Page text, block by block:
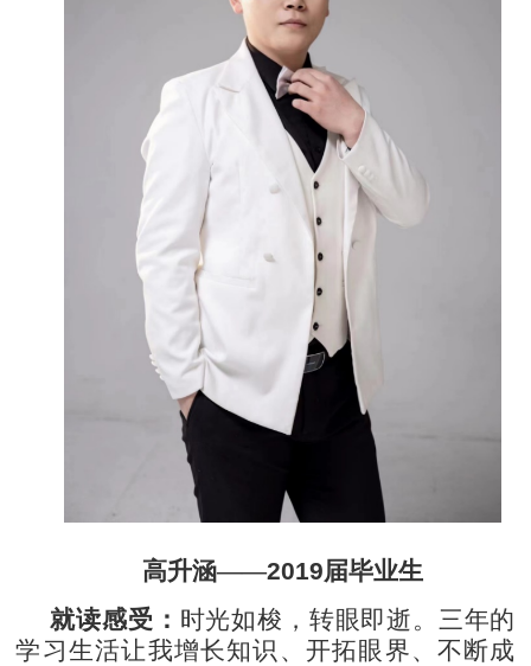
高升涵——2019届毕业生
就读感受： 时光如梭，转眼即逝。三年的
学习生活让我增长知识、开拓眼界、不断成